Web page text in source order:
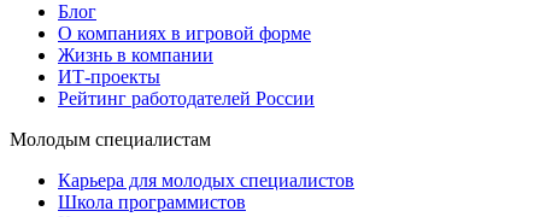
Блог
О компаниях в игровой форме
Жизнь в компании
ИТ-проекты
Рейтинг работодателей России
Молодым специалистам
Карьера для молодых специалистов
Школа программистов